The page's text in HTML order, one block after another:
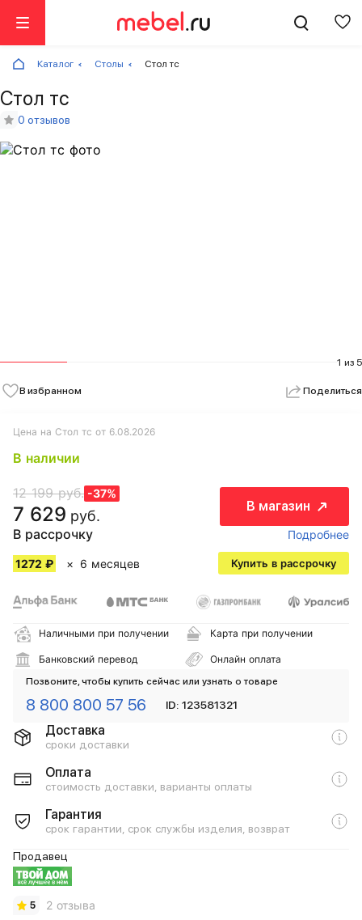
Каталог Столы Стол тc
Стол тc
0 отзывов
1 из 5
В избранном Поделиться
Цена на Стол тc от 6.08.2026
В наличии
12 199 руб. -37%
7 629 руб.
В магазин
В рассрочку Подробнее
1272 ₽ 6 месяцев Купить в рассрочку
Наличными при получении Карта при получении
Банковский перевод Онлайн оплата
Позвоните, чтобы купить сейчас или узнать о товаре
8 800 800 57 56 ID: 123581321
Доставка
сроки доставки
Оплата
стоимость доставки, варианты оплаты
Гарантия
срок гарантии, срок службы изделия, возврат
Продавец
5 2 отзыва